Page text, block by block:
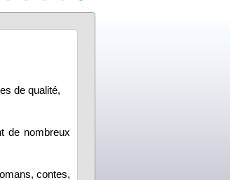
de qualité,
de nombreux
contes,